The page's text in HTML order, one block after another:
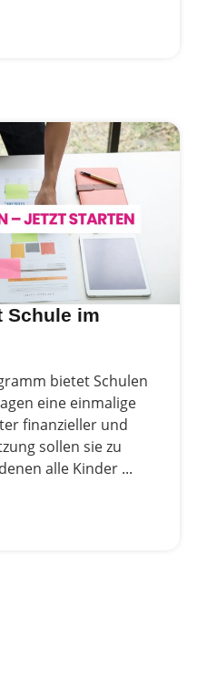
Schule im
bietet Schulen
eine einmalige
finanzieller und
sollen sie zu
alle Kinder ...